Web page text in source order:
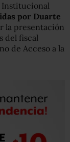
Institucional
por Duarte
la presentación
del fiscal
de Acceso a la